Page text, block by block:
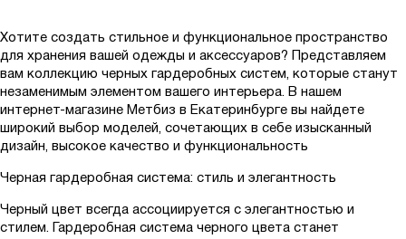
Хотите создать стильное и функциональное пространство
для хранения вашей одежды и аксессуаров? Представляем
вам коллекцию черных гардеробных систем, которые станут
незаменимым элементом вашего интерьера. В нашем
интернет-магазине Метбиз в Екатеринбурге вы найдете
широкий выбор моделей, сочетающих в себе изысканный
дизайн, высокое качество и функциональность
Черная гардеробная система: стиль и элегантность
Черный цвет всегда ассоциируется с элегантностью и
стилем. Гардеробная система черного цвета станет